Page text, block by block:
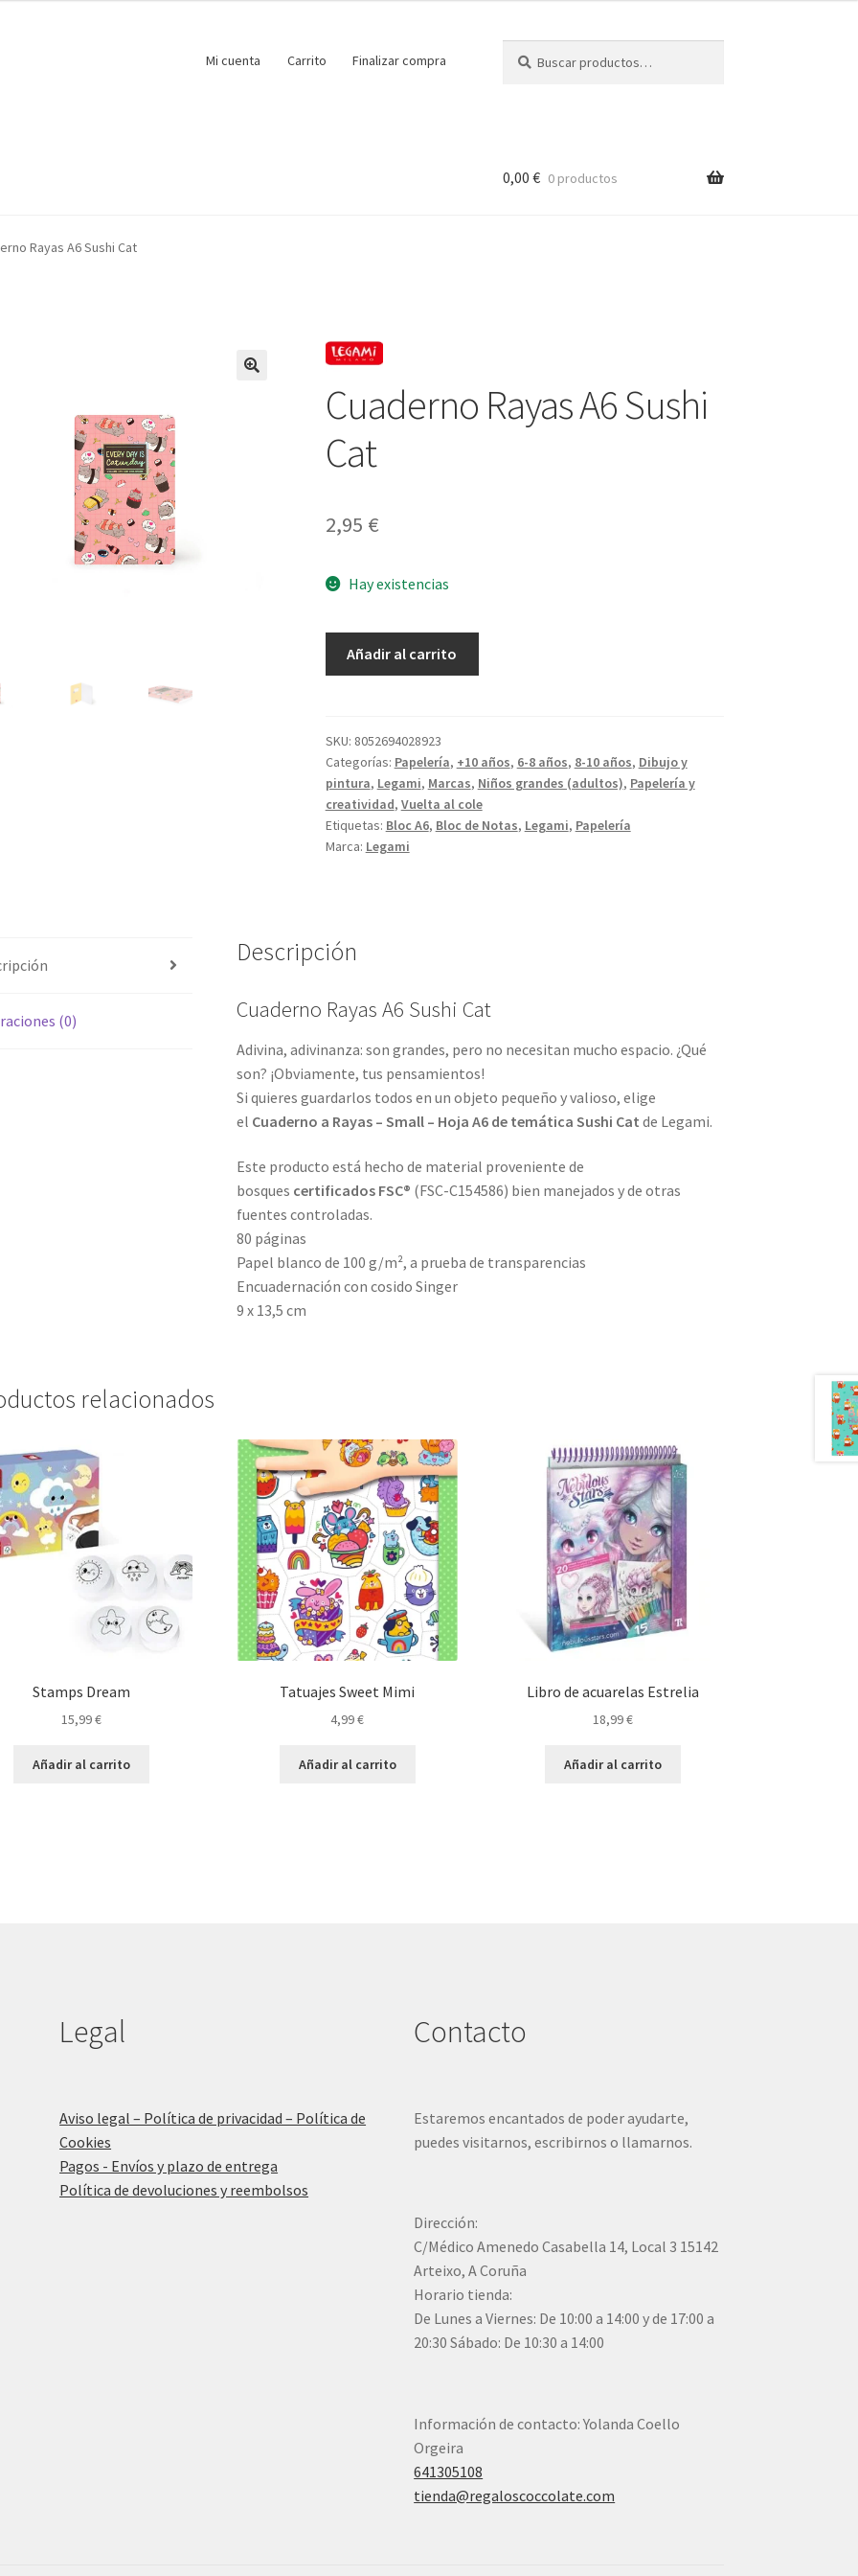
Mi cuenta Carrito Finalizar compra
por:
0,00 € 0 productos
Rayas A6 Sushi Cat
Cuaderno Rayas A6 Sushi
Cat
2,95 €
Hay existencias
Cat
cantidad
Añadir al carrito
SKU: 8052694028923
Categorías: Papelería, +10 años, 6-8 años, 8-10 años, Dibujo y
pintura, Legami, Marcas, Niños grandes (adultos), Papelería y
creatividad, Vuelta al cole
Etiquetas: Bloc A6, Bloc de Notas, Legami, Papelería
Marca: Legami
(0)
Descripción
Cuaderno Rayas A6 Sushi Cat
Adivina, adivinanza: son grandes, pero no necesitan mucho espacio. ¿Qué
son? ¡Obviamente, tus pensamientos!
Si quieres guardarlos todos en un objeto pequeño y valioso, elige
el Cuaderno a Rayas – Small – Hoja A6 de temática Sushi Cat de Legami.
Este producto está hecho de material proveniente de
bosques certificados FSC® (FSC-C154586) bien manejados y de otras
fuentes controladas.
80 páginas
Papel blanco de 100 g/m², a prueba de transparencias
Encuadernación con cosido Singer
9 x 13,5 cm
relacionados
Stamps Dream
15,99€
Añadir al carrito
Tatuajes Sweet Mimi
4,99€
Añadir al carrito
Libro de acuarelas Estrelia
18,99€
Añadir al carrito
Legal
Aviso legal – Política de privacidad – Política de
Cookies
Pagos - Envíos y plazo de entrega
Política de devoluciones y reembolsos
Contacto
Estaremos encantados de poder ayudarte,
puedes visitarnos, escribirnos o llamarnos.
Dirección:
C/Médico Amenedo Casabella 14, Local 3 15142
Arteixo, A Coruña
Horario tienda:
De Lunes a Viernes: De 10:00 a 14:00 y de 17:00 a
20:30 Sábado: De 10:30 a 14:00
Información de contacto: Yolanda Coello
Orgeira
641305108
tienda@regaloscoccolate.com